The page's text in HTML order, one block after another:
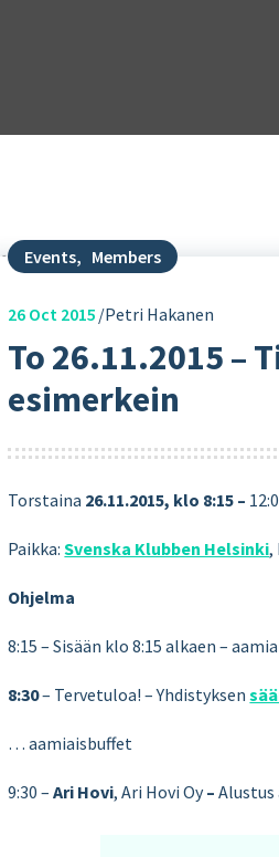
Events, Members
26 Oct 2015 Petri Hakanen
To 26.11.2015 –
esimerkein
Torstaina 26.11.2015, klo 8:15 –
Paikka:Svenska Klubben Helsinki,
Ohjelma
8:15 – Sisään klo 8:15 alkaen –
8:30– Tervetuloa! – Yhdistyksen
… aamiaisbuffet
9:30 –Ari Hovi, Ari Hovi Oy–Alustus